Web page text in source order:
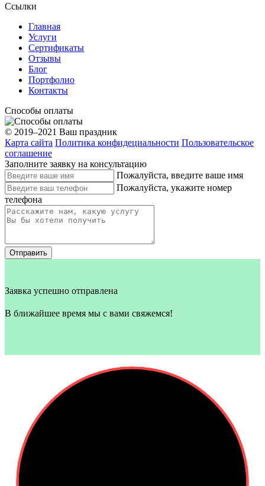
Ссылки
Главная
Услуги
Сертификаты
Отзывы
Блог
Портфолио
Контакты
Способы оплаты
© 2019–2021 Ваш праздник
Карта сайта Политика конфидециальности Пользовательское
соглашение
Заполните заявку на консультацию
Пожалуйста, введите ваше имя
Пожалуйста, укажите номер
телефона
Отправить
Заявка успешно отправлена
В ближайшее время мы с вами свяжемся!